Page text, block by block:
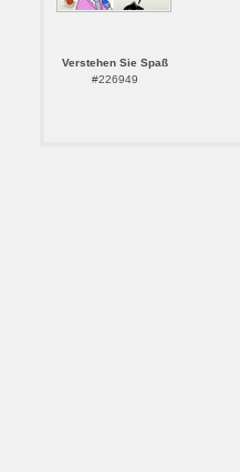
Verstehen Sie Spaß
#226949